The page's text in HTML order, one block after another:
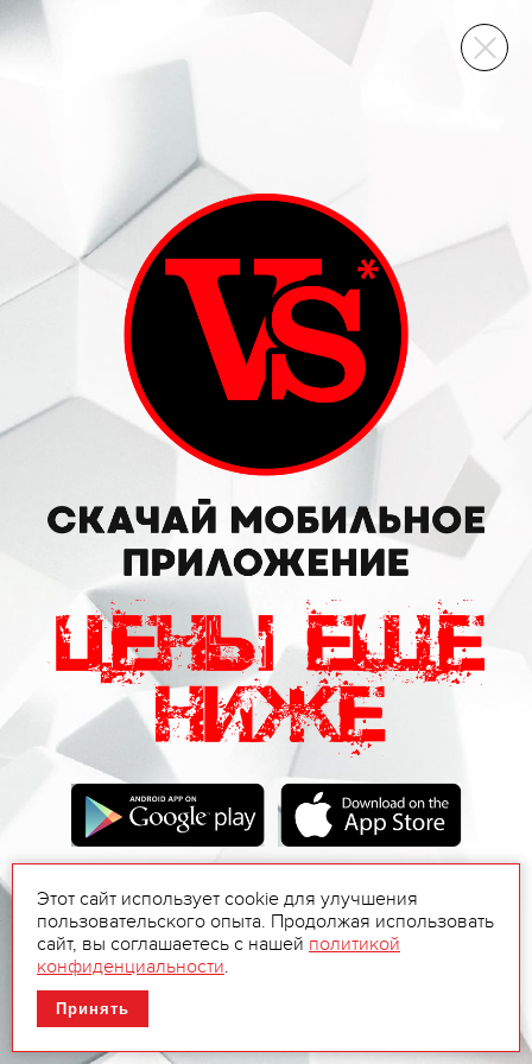
ВИННЫЙ СКЛАД
Этот сайт использует cookie для улучшения
пользовательского опыта. Продолжая использовать
сайт, вы соглашаетесь с нашей политикой
конфиденциальности.
Принять